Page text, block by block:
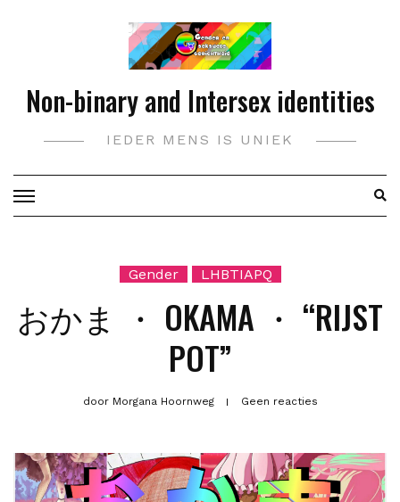
Non-binary and Intersex identities
IEDER MENS IS UNIEK
Gender LHBTIAPQ
おかま ・ OKAMA ・ “RIJST
POT”
doorMorgana Hoornweg Geen reacties